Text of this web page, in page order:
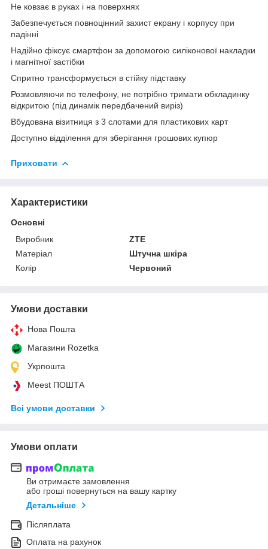
Не ковзає в руках і на поверхнях
Забезпечується повноцінний захист екрану і корпусу при
падінні
Надійно фіксує смартфон за допомогою силіконової накладки
і магнітної застібки
Спритно трансформується в стійку підставку
Розмовляючи по телефону, не потрібно тримати обкладинку
відкритою (під динамік передбачений виріз)
Вбудована візитниця з 3 слотами для пластикових карт
Доступно відділення для зберігання грошових купюр
Приховати
Характеристики
Основні
Виробник
ZTE
Матеріал
Штучна шкіра
Колір
Червоний
Умови доставки
Нова Пошта
Магазини Rozetka
Укрпошта
Meest ПОШТА
Всі умови доставки
Умови оплати
Ви отримаєте замовлення
або гроші повернуться на вашу картку
Детальніше
Післяплата
Оплата на рахунок